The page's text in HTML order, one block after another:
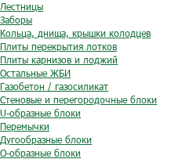
Лестницы
Заборы
Кольца, днища, крышки колодцев
Плиты перекрытия лотков
Плиты карнизов и лоджий
Остальные ЖБИ
Газобетон / газосиликат
Стеновые и перегородочные блоки
U-образные блоки
Перемычки
Дугообразные блоки
O-образные блоки